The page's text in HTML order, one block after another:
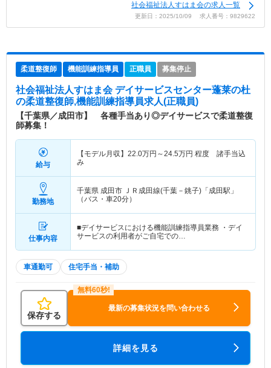
社会福祉法人すはま会の求人一覧
更新日：2025/10/09 求人番号：9829622
柔道整復師 機能訓練指導員 正職員 募集停止
社会福祉法人すはま会 デイサービスセンター蓬莱の杜
の柔道整復師,機能訓練指導員求人(正職員)
【千葉県／成田市】 各種手当あり◎デイサービスで柔道整復
師募集！
給与
【モデル月収】 22.0万円～24.5万円 程度 諸手当込
み
勤務地
千葉県 成田市 ＪＲ成田線(千葉－銚子)「成田駅」
（バス・車20分）
仕事内容
■デイサービスにおける機能訓練指導員業務 ・デイ
サービスの利用者がご自宅での…
車通勤可 住宅手当・補助
保存する
最新の募集状況を問い合わせる
詳細を見る